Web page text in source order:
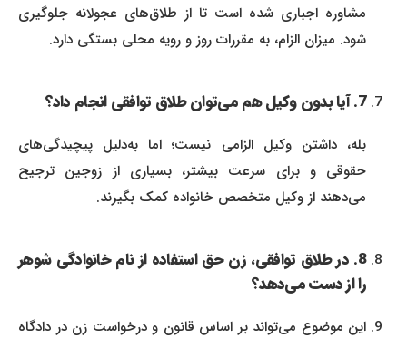
مشاوره اجباری شده است تا از طلاق‌های عجولانه جلوگیری
شود. میزان الزام، به مقررات روز و رویه محلی بستگی دارد.
7. آیا بدون وکیل هم می‌توان طلاق توافقی انجام داد؟
بله، داشتن وکیل الزامی نیست؛ اما به‌دلیل پیچیدگی‌های
حقوقی و برای سرعت بیشتر، بسیاری از زوجین ترجیح
می‌دهند از وکیل متخصص خانواده کمک بگیرند.
8. در طلاق توافقی، زن حق استفاده از نام خانوادگی شوهر
را از دست می‌دهد؟
این موضوع می‌تواند بر اساس قانون و درخواست زن در دادگاه